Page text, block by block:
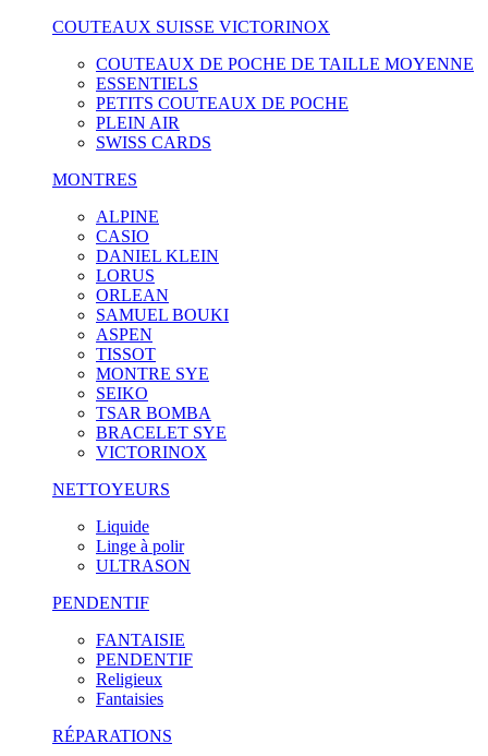
COUTEAUX SUISSE VICTORINOX
COUTEAUX DE POCHE DE TAILLE MOYENNE
ESSENTIELS
PETITS COUTEAUX DE POCHE
PLEIN AIR
SWISS CARDS
MONTRES
ALPINE
CASIO
DANIEL KLEIN
LORUS
ORLEAN
SAMUEL BOUKI
ASPEN
TISSOT
MONTRE SYE
SEIKO
TSAR BOMBA
BRACELET SYE
VICTORINOX
NETTOYEURS
Liquide
Linge à polir
ULTRASON
PENDENTIF
FANTAISIE
PENDENTIF
Religieux
Fantaisies
RÉPARATIONS